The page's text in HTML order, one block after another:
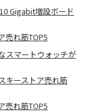
Gigabit増設ボード
売れ筋TOP5
スマートウォッチが
キーストア売れ筋
売れ筋TOP5